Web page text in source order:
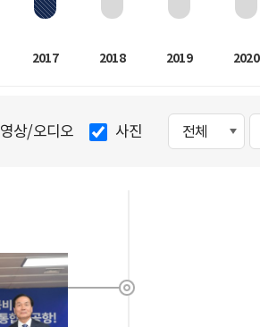
2017 2018 2019 2020
영상/오디오 사진